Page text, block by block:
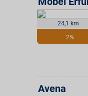
24,1 km
2%
Avena